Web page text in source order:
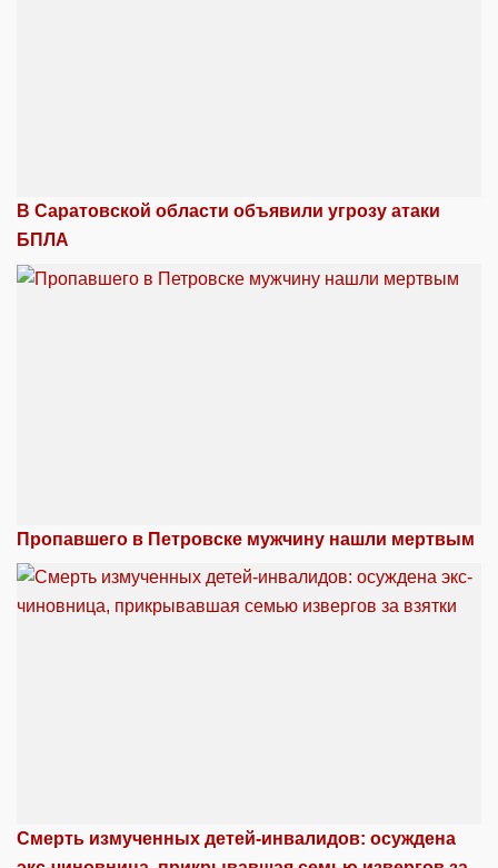
В Саратовской области объявили угрозу атаки
БПЛА
Пропавшего в Петровске мужчину нашли мертвым
Смерть измученных детей-инвалидов: осуждена